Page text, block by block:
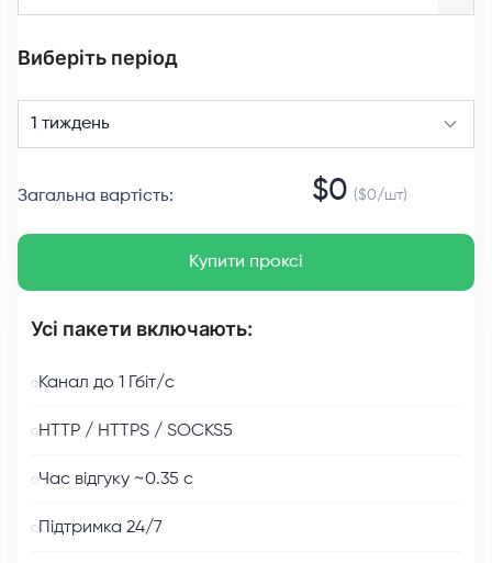
Виберіть період
1 тиждень
Загальна вартість: $0 ($0/шт)
Купити проксі
Усі пакети включають:
Канал до 1 Гбіт/с
HTTP / HTTPS / SOCKS5
Час відгуку ~0.35 с
Підтримка 24/7